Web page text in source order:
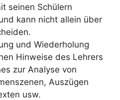
seinen Schülern
kann nicht allein über
und Wiederholung
Hinweise des Lehrers
zur Analyse von
Auszügen
usw.